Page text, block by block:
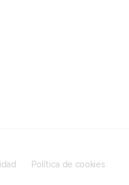
Política de cookies